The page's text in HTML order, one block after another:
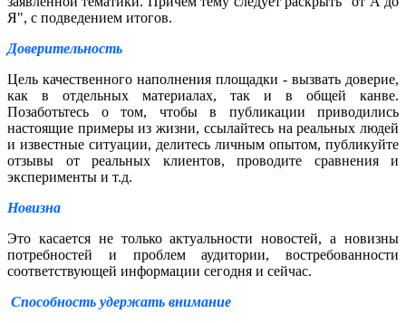
Я", с подведением итогов.
Доверительность
Цель качественного наполнения площадки - вызвать доверие,
как в отдельных материалах, так и в общей канве.
Позаботьтесь о том, чтобы в публикации приводились
настоящие примеры из жизни, ссылайтесь на реальных людей
и известные ситуации, делитесь личным опытом, публикуйте
отзывы от реальных клиентов, проводите сравнения и
эксперименты и т.д.
Новизна
Это касается не только актуальности новостей, а новизны
потребностей и проблем аудитории, востребованности
соответствующей информации сегодня и сейчас.
Способность удержать внимание